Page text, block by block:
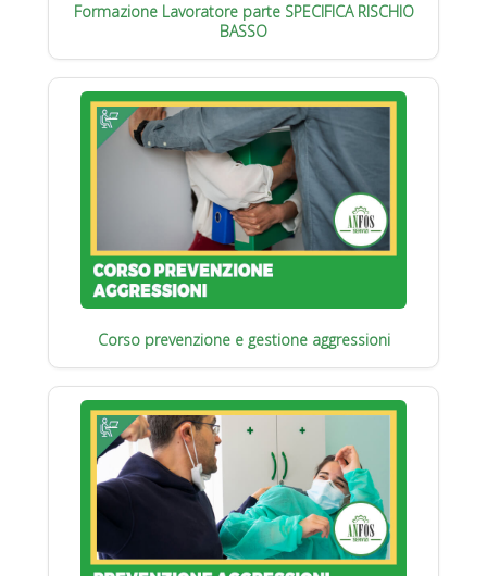
Formazione Lavoratore parte SPECIFICA RISCHIO
BASSO
Corso prevenzione e gestione aggressioni